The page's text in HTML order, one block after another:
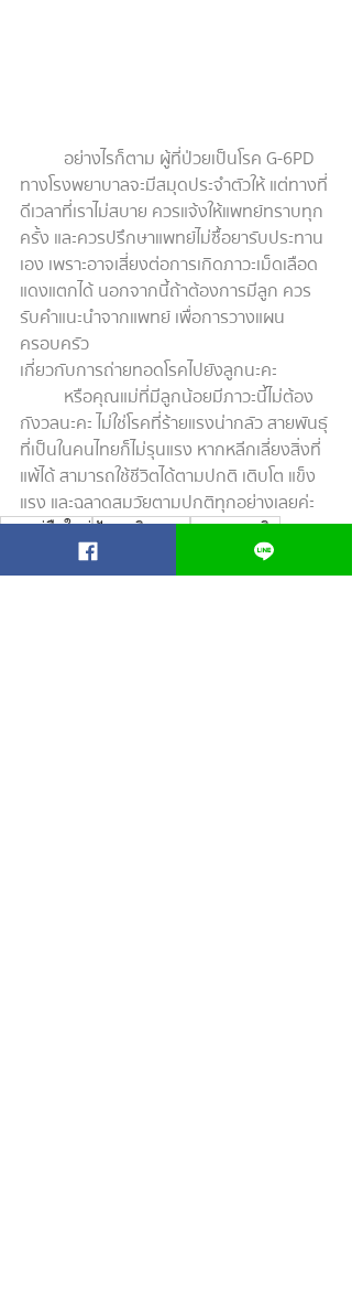
อย่างไรก็ตาม ผู้ที่ป่วยเป็นโรค G-6PD
ทางโรงพยาบาลจะมีสมุดประจำตัวให้ แต่ทางที่
ดีเวลาที่เราไม่สบาย ควรแจ้งให้แพทย์ทราบทุก
ครั้ง และควรปรึกษาแพทย์ไม่ซื้อยารับประทาน
เอง เพราะอาจเสี่ยงต่อการเกิดภาวะเม็ดเลือด
แดงแตกได้ นอกจากนี้ถ้าต้องการมีลูก ควร
รับคำแนะนำจากแพทย์ เพื่อการวางแผน
ครอบครัว
เกี่ยวกับการถ่ายทอดโรคไปยังลูกนะคะ
กังวลนะคะ ไม่ใช่โรคที่ร้ายแรงน่ากลัว สายพันธุ์
ที่เป็นในคนไทยก็ไม่รุนแรง หากหลีกเลี่ยงสิ่งที่
แพ้ได้ สามารถใช้ชีวิตได้ตามปกติ เติบโต แข็ง
แรง และฉลาดสมวัยตามปกติทุกอย่างเลยค่ะ
คุณแม่มือใหม่ปัญหาผิวทารกทารกแรกเกิด
โรคแพ้ถั่วปากอ้า
BLOG FOR BABY